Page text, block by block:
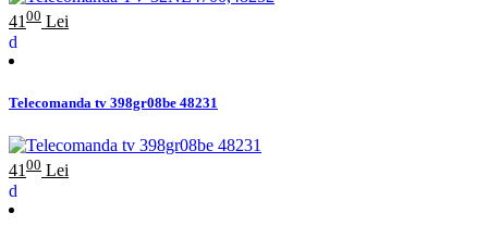
41 00 Lei
Telecomanda tv 398gr08be 48231
41 00 Lei